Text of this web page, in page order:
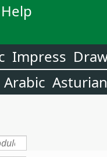
Impress
Arabic Asturian